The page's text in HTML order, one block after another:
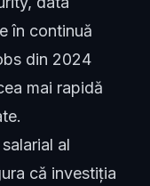
în continuă
din 2024
mai rapidă
al
că investiția